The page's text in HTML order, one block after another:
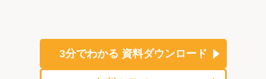
3分でわかる 資料ダウンロード